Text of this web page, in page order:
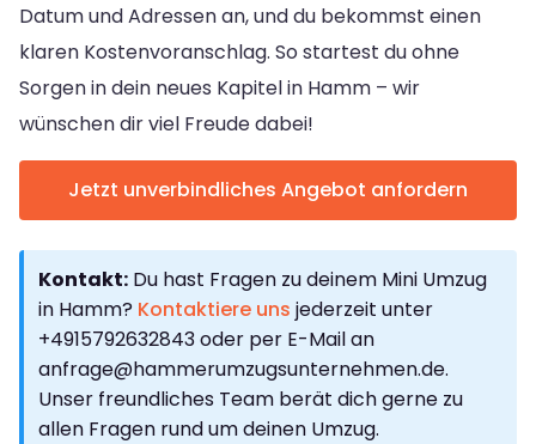
Datum und Adressen an, und du bekommst einen
klaren Kostenvoranschlag. So startest du ohne
Sorgen in dein neues Kapitel in Hamm – wir
wünschen dir viel Freude dabei!
Jetzt unverbindliches Angebot anfordern
Kontakt: Du hast Fragen zu deinem Mini Umzug
in Hamm? Kontaktiere uns jederzeit unter
+4915792632843 oder per E-Mail an
anfrage@hammerumzugsunternehmen.de.
Unser freundliches Team berät dich gerne zu
allen Fragen rund um deinen Umzug.